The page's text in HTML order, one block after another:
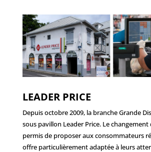
LEADER PRICE
Depuis octobre 2009, la branche Grande
sous pavillon Leader Price. Le changement
permis de proposer aux consommateurs
offre particulièrement adaptée à leurs